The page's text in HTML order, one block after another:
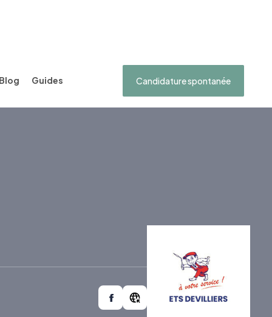
Blog Guides Candidature spontanée